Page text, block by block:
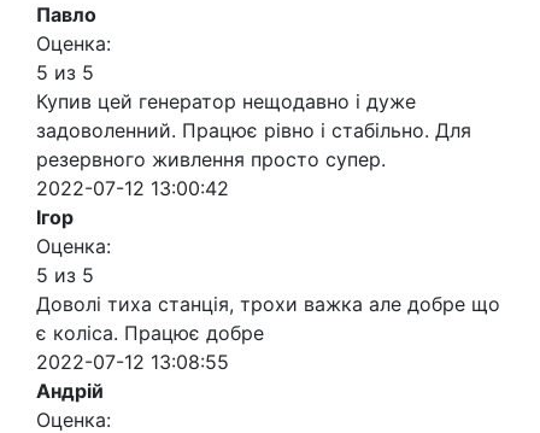
Павло
Оценка:
5 из 5
Купив цей генератор нещодавно і дуже
задоволенний. Працює рівно і стабільно. Для
резервного живлення просто супер.
2022-07-12 13:00:42
Ігор
Оценка:
5 из 5
Доволі тиха станція, трохи важка але добре що
є коліса. Працює добре
2022-07-12 13:08:55
Андрій
Оценка: